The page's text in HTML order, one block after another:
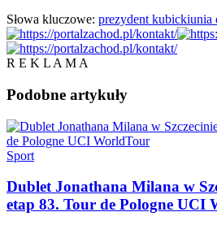
Słowa kluczowe: prezydent kubickiunia
R E K L A M A
Podobne artykuły
Sport
Dublet Jonathana Milana w
etap 83. Tour de Pologne UCI